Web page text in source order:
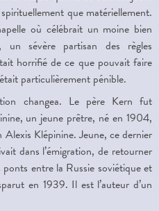
que matériellement.
où célébrait un moine bien
sévère partisan des règles
horrifié de ce que pouvait faire
particulièrement pénible.
changea. Le père Kern fut
un jeune prêtre, né en 1904,
Alexis Klépinine. Jeune, ce dernier
dans l’émigration, de retourner
entre la Russie soviétique et
en 1939. Il est l’auteur d’un